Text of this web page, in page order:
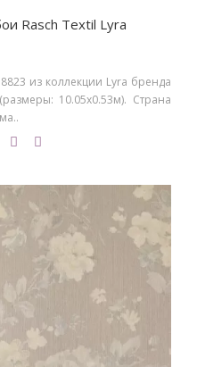
Rasch Textil Lyra
из коллекции Lyra бренда
10.05х0.53м). Страна